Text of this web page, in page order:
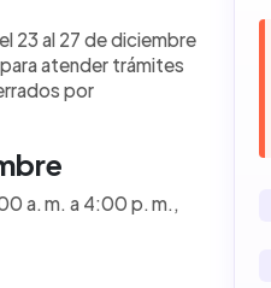
en El Salvador
de
normal
y
abierto.
el
23 al 27 de diciembre
atender trámites
por
a. m. a 4:00 p. m.,